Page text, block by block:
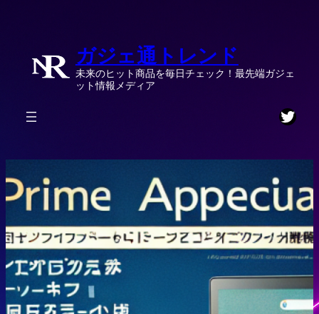
ガジェ通トレンド
未来のヒット商品を毎日チェック！最先端ガジェ
ット情報メディア